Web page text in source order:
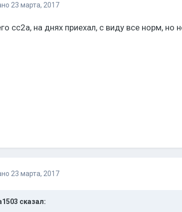
23 марта, 2017
сс2а, на днях приехал, с виду все норм,
23 марта, 2017
сказал: